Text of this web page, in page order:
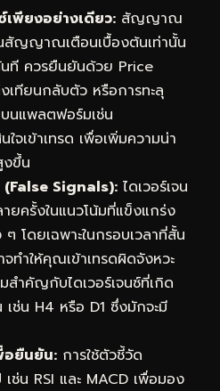
เพียงอย่างเดียว: สัญญาณ
นสัญญาณเตือนเบื้องต้นเท่านั้น
ที ควรยืนยันด้วย Price
เทียนกลับตัว หรือการทะลุ
นแพลตฟอร์มเช่น
เข้าเทรด เพื่อเพิ่มความน่า
ขึ้น
Signals): ไดเวอร์เจน
ยครั้งในแนวโน้มที่แข็งแกร่ง
โดยเฉพาะในกรอบเวลาที่สั้น
ำให้คุณเข้าเทรดผิดจังหวะ
สำคัญกับไดเวอร์เจนซ์ที่เกิด
ช่น H4 หรือ D1 ซึ่งมักจะมี
อยืนยัน: การใช้ตัวชี้วัด
ช่น RSI และ MACD เพื่อมอง